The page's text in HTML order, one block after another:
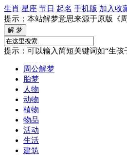
生肖 星座 节日 起名 手机版 加入收
提示：本站解梦意思来源于原版《
提示：可以输入简短关键词如“生孩
周公解梦
胎梦
人物
动物
植物
物品
活动
生活
建筑